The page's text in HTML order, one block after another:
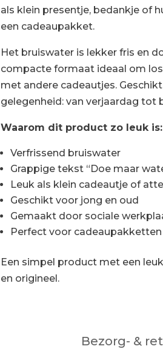
als klein presentje, bedankje of
een cadeaupakket.
Het bruiswater is lekker fris en
compacte formaat ideaal om
met andere cadeautjes.
gelegenheid: van verjaardag tot
Waarom dit product zo leuk is:
Verfrissend bruiswater
Grappige tekst “Doe maar
Leuk als klein cadeautje of
Geschikt voor jong en oud
Gemaakt door sociale
Perfect voor cadeaupakketten
Een simpel product met een
en origineel.
Bezorg- &